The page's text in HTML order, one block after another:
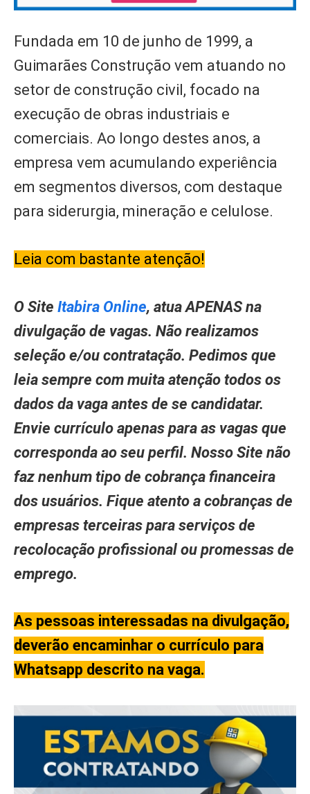
Fundada em 10 de junho de 1999, a
Guimarães Construção vem atuando no
setor de construção civil, focado na
execução de obras industriais e
comerciais. Ao longo destes anos, a
empresa vem acumulando experiência
em segmentos diversos, com destaque
para siderurgia, mineração e celulose.
Leia com bastante atenção!
O Site Itabira Online, atua APENAS na
divulgação de vagas. Não realizamos
seleção e/ou contratação. Pedimos que
leia sempre com muita atenção todos os
dados da vaga antes de se candidatar.
Envie currículo apenas para as vagas que
corresponda ao seu perfil. Nosso Site não
faz nenhum tipo de cobrança financeira
dos usuários. Fique atento a cobranças de
empresas terceiras para serviços de
recolocação profissional ou promessas de
emprego.
As pessoas interessadas na divulgação,
deverão encaminhar o currículo para
Whatsapp descrito na vaga.